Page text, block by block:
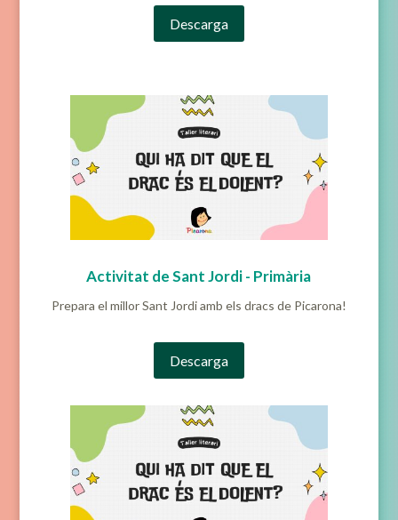
Descarga
Activitat de Sant Jordi - Primària
Prepara el millor Sant Jordi amb els dracs de Picarona!
Descarga